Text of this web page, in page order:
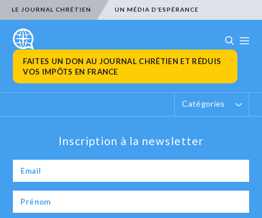
LE JOURNAL CHRÉTIEN UN MÉDIA D’ESPÉRANCE
FAITES UN DON AU JOURNAL CHRÉTIEN ET RÉDUIS
VOS IMPÔTS EN FRANCE
Catégories
Inscription à la newsletter